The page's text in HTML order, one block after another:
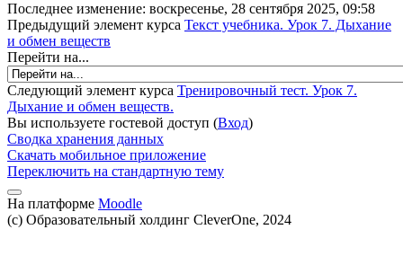
Последнее изменение: воскресенье, 28 сентября 2025, 09:58
Предыдущий элемент курса Текст учебника. Урок 7. Дыхание
и обмен веществ
Перейти на...
Следующий элемент курса Тренировочный тест. Урок 7.
Дыхание и обмен веществ.
Вы используете гостевой доступ (Вход)
Сводка хранения данных
Скачать мобильное приложение
Переключить на стандартную тему
На платформе Moodle
(c) Образовательный холдинг CleverOne, 2024